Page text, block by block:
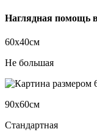
Наглядная помощь
60х40см
Не большая
90х60см
Стандартная